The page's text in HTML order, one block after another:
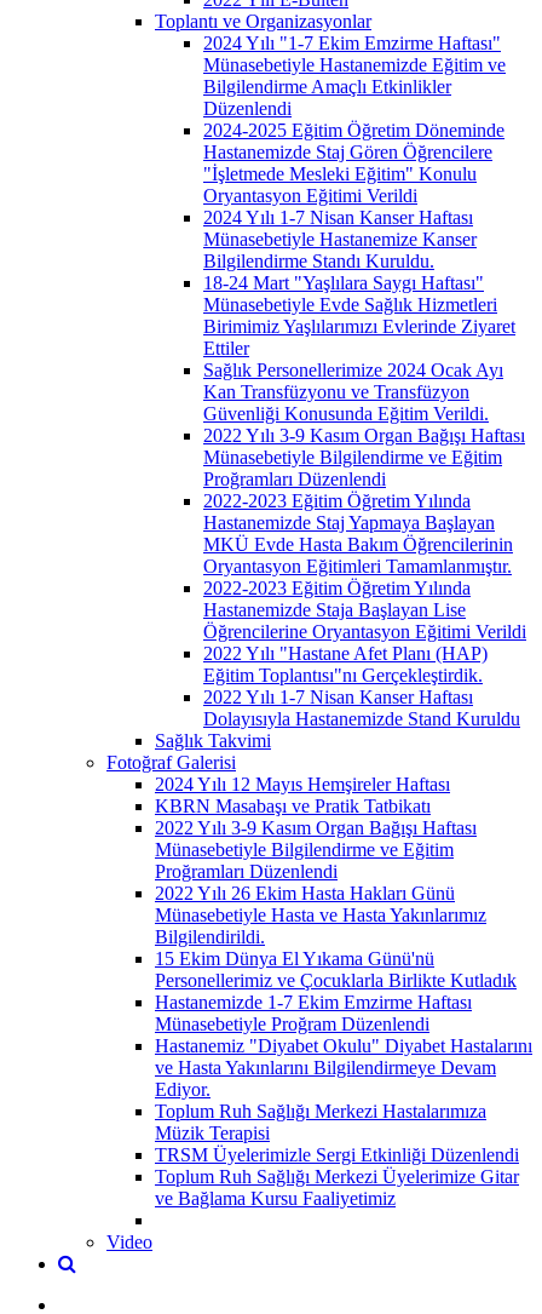
Toplantı ve Organizasyonlar
2024 Yılı "1-7 Ekim Emzirme Haftası"
Münasebetiyle Hastanemizde Eğitim ve
Bilgilendirme Amaçlı Etkinlikler
Düzenlendi
2024-2025 Eğitim Öğretim Döneminde
Hastanemizde Staj Gören Öğrencilere
"İşletmede Mesleki Eğitim" Konulu
Oryantasyon Eğitimi Verildi
2024 Yılı 1-7 Nisan Kanser Haftası
Münasebetiyle Hastanemize Kanser
Bilgilendirme Standı Kuruldu.
18-24 Mart "Yaşlılara Saygı Haftası"
Münasebetiyle Evde Sağlık Hizmetleri
Birimimiz Yaşlılarımızı Evlerinde Ziyaret
Ettiler
Sağlık Personellerimize 2024 Ocak Ayı
Kan Transfüzyonu ve Transfüzyon
Güvenliği Konusunda Eğitim Verildi.
2022 Yılı 3-9 Kasım Organ Bağışı Haftası
Münasebetiyle Bilgilendirme ve Eğitim
Proğramları Düzenlendi
2022-2023 Eğitim Öğretim Yılında
Hastanemizde Staj Yapmaya Başlayan
MKÜ Evde Hasta Bakım Öğrencilerinin
Oryantasyon Eğitimleri Tamamlanmıştır.
2022-2023 Eğitim Öğretim Yılında
Hastanemizde Staja Başlayan Lise
Öğrencilerine Oryantasyon Eğitimi Verildi
2022 Yılı "Hastane Afet Planı (HAP)
Eğitim Toplantısı"nı Gerçekleştirdik.
2022 Yılı 1-7 Nisan Kanser Haftası
Dolayısıyla Hastanemizde Stand Kuruldu
Sağlık Takvimi
Fotoğraf Galerisi
2024 Yılı 12 Mayıs Hemşireler Haftası
KBRN Masabaşı ve Pratik Tatbikatı
2022 Yılı 3-9 Kasım Organ Bağışı Haftası
Münasebetiyle Bilgilendirme ve Eğitim
Proğramları Düzenlendi
2022 Yılı 26 Ekim Hasta Hakları Günü
Münasebetiyle Hasta ve Hasta Yakınlarımız
Bilgilendirildi.
15 Ekim Dünya El Yıkama Günü'nü
Personellerimiz ve Çocuklarla Birlikte Kutladık
Hastanemizde 1-7 Ekim Emzirme Haftası
Münasebetiyle Proğram Düzenlendi
Hastanemiz "Diyabet Okulu" Diyabet Hastalarını
ve Hasta Yakınlarını Bilgilendirmeye Devam
Ediyor.
Toplum Ruh Sağlığı Merkezi Hastalarımıza
Müzik Terapisi
TRSM Üyelerimizle Sergi Etkinliği Düzenlendi
Toplum Ruh Sağlığı Merkezi Üyelerimize Gitar
ve Bağlama Kursu Faaliyetimiz
Video